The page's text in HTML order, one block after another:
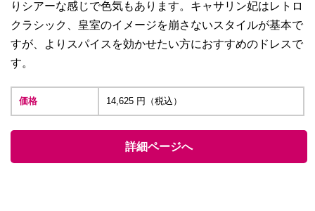
りシアーな感じで色気もあります。キャサリン妃はレトロ
クラシック、皇室のイメージを崩さないスタイルが基本で
すが、よりスパイスを効かせたい方におすすめのドレスで
す。
価格 14,625 円（税込）
詳細ページへ